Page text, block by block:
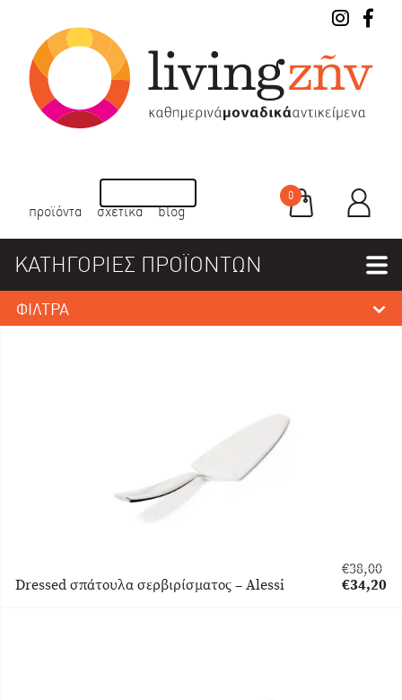
προϊόντα σχετικά blog
0
ΚΑΤΗΓΟΡΙΕΣ ΠΡΟΪΟΝΤΩΝ
ΦΙΛΤΡΑ
Dressed σπάτουλα σερβιρίσματος – Alessi
€38,00
Original
€34,20